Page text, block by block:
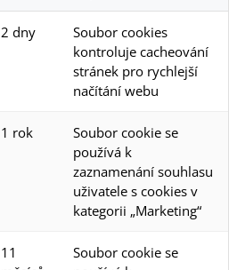
2 dny
Soubor cookies
kontroluje cacheování
stránek pro rychlejší
načítání webu
1 rok
Soubor cookie se
používá k
zaznamenání souhlasu
uživatele s cookies v
kategorii „Marketing“
11
Soubor cookie se